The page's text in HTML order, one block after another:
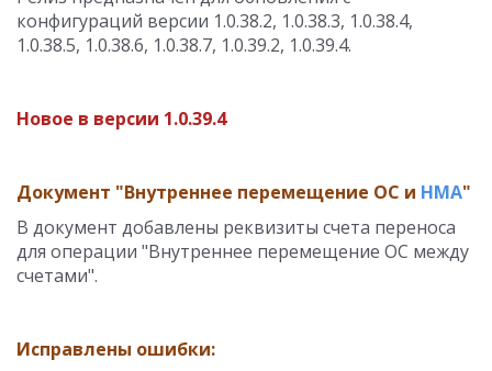
конфигураций версии 1.0.38.2, 1.0.38.3, 1.0.38.4,
1.0.38.5, 1.0.38.6, 1.0.38.7, 1.0.39.2, 1.0.39.4.
Новое в версии 1.0.39.4
Документ "Внутреннее перемещение ОС и НМА"
В документ добавлены реквизиты счета переноса
для операции "Внутреннее перемещение ОС между
счетами".
Исправлены ошибки: